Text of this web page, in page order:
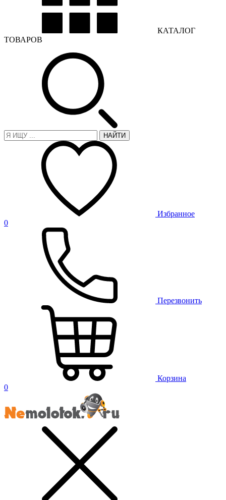
КАТАЛОГ
ТОВАРОВ
НАЙТИ
Избранное
0
Перезвонить
Корзина
0